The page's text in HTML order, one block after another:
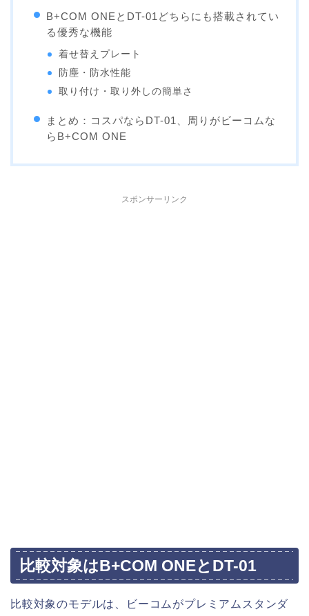
B+COM ONEとDT-01どちらにも搭載されてい
る優秀な機能
着せ替えプレート
防塵・防水性能
取り付け・取り外しの簡単さ
まとめ：コスパならDT-01、周りがビーコムな
らB+COM ONE
スポンサーリンク
比較対象はB+COM ONEとDT-01
比較対象のモデルは、ビーコムがプレミアムスタンダ